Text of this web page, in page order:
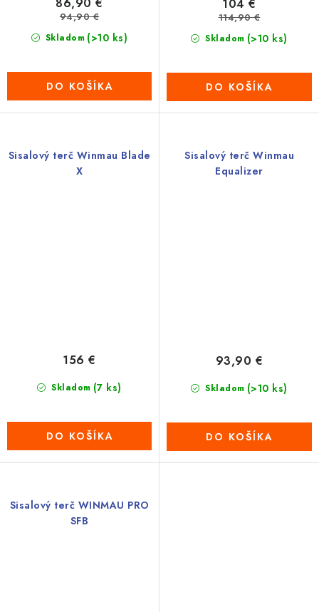
Skladom (>10 ks)
86,90 €
94,90 €
DO KOŠÍKA
Skladom (>10 ks)
104 €
114,90 €
DO KOŠÍKA
Sisalový terč Winmau Blade
X
Skladom (7 ks)
156 €
DO KOŠÍKA
Sisalový terč Winmau
Equalizer
Skladom (>10 ks)
93,90 €
DO KOŠÍKA
Sisalový terč WINMAU PRO
SFB